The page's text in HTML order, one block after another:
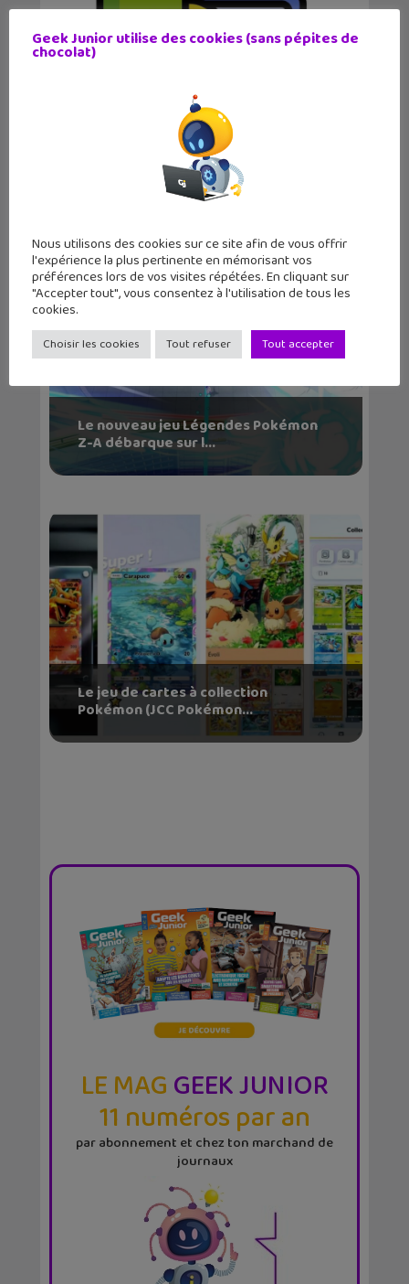
Vocageek #42 : c’est quoi un système
d’exploitatio...
Le nouveau jeu Légendes Pokémon
Z-A débarque sur l...
Le jeu de cartes à collection
Pokémon (JCC Pokémon...
LE MAGGEEK JUNIOR
11 numéros par an
par abonnement et chez ton marchand de
journaux
Geek Junior utilise des cookies (sans pépites de
chocolat)
Nous utilisons des cookies sur ce site afin de vous offrir
l'expérience la plus pertinente en mémorisant vos
préférences lors de vos visites répétées. En cliquant sur
"Accepter tout", vous consentez à l'utilisation de tous les
cookies.
Choisir les cookies Tout refuser Tout accepter